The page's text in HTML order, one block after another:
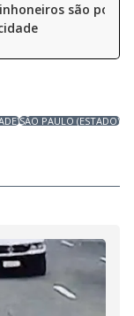
são por
SÃO PAULO (ESTADO)